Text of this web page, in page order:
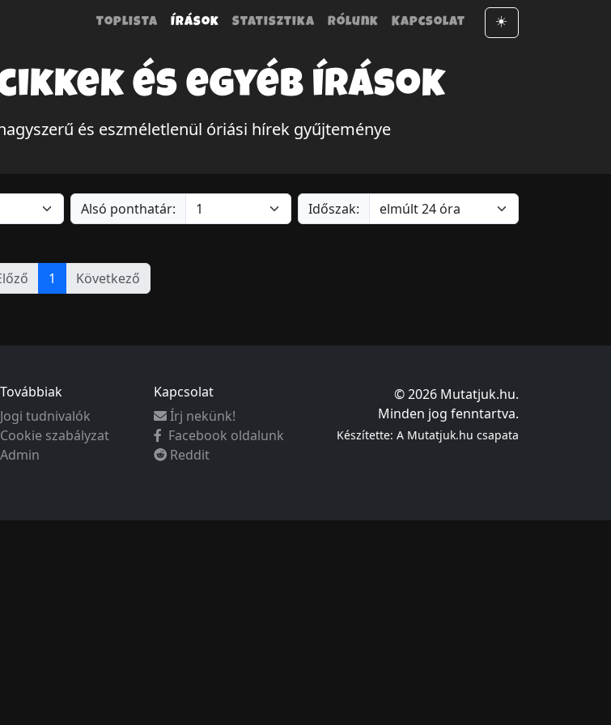
Toplista Írások Statisztika Rólunk Kapcsolat ☀️
és egyéb írások
és eszméletlenül óriási hírek gyűjteménye
Alsó ponthatár: Időszak:
1 Következő
Továbbiak
Jogi tudnivalók
Cookie szabályzat
Admin
Kapcsolat
Írj nekünk!
Facebook oldalunk
Reddit
© 2026 Mutatjuk.hu.
Minden jog fenntartva.
Készítette: A Mutatjuk.hu csapata